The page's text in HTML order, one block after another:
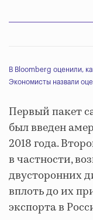
В Bloomberg оценили,
Экономисты назвали
Первый пакет
был введен
2018 года.
в частности,
двусторонних
вплоть до их
экспорта в